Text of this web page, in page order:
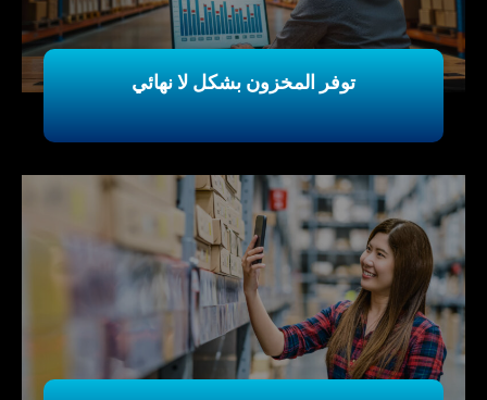
توفر المخزون بشكل لا نهائي